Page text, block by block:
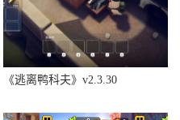
《逃离鸭科夫》v2.3.30